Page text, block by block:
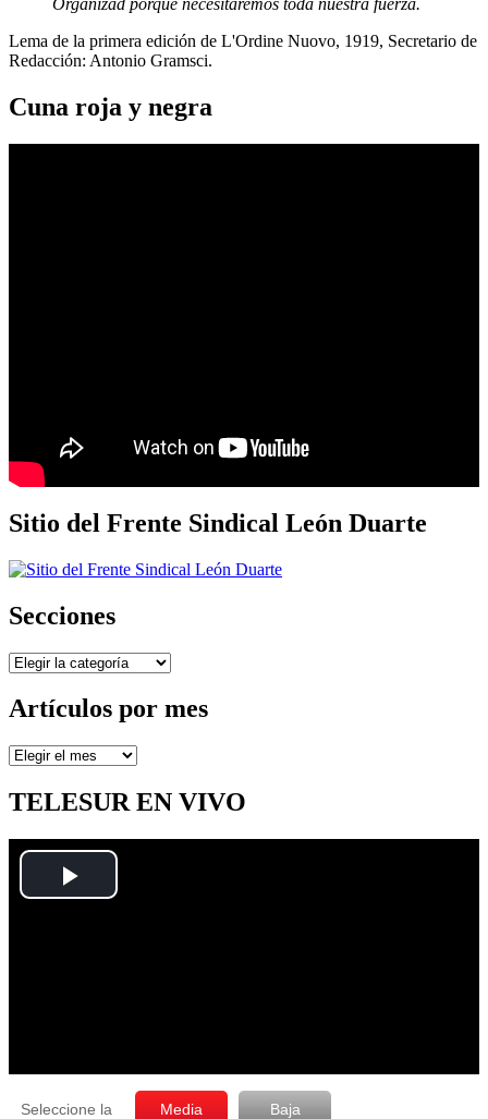
Organizad porque necesitaremos toda nuestra fuerza.
Lema de la primera edición de L'Ordine Nuovo, 1919, Secretario de
Redacción: Antonio Gramsci.
Cuna roja y negra
Sitio del Frente Sindical León Duarte
Secciones
Secciones
Artículos por mes
Artículos
mes
TELESUR EN VIVO